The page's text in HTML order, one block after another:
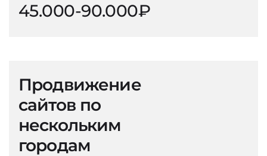
45.000-90.000₽
Продвижение
сайтов по
нескольким
городам